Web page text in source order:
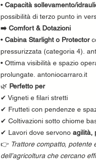
• Capacità sollevamento/
possibilità di terzo punto in
➡️ Comfort & Dotazioni
• Cabina Starlight o Protector
pressurizzata (categoria 4).
• Ottima visibilità e spazio
prolungate. antoniocarraro.it
🌿 Perfetto per
✔ Vigneti e filari stretti
✔ Frutteti con pendenze e
✔ Coltivazioni sotto chiome
✔ Lavori dove servono agilità,
👉 Trattore compatto,
dell’agricoltura che cercano